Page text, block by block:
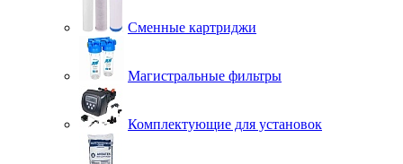
Сменные картриджи
Магистральные фильтры
Комплектующие для установок